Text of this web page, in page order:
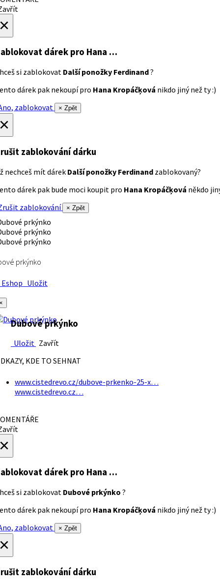
dárek pro Hana …
si zablokovat Další ponožky Ferdinand?
dárek pak nekoupí pro Hana Kropáčķová nikdo jiný než ty :)
zablokovat
× Zpět
zablokování dárku
nechceš mít dárek Další ponožky Ferdinand zablokovaný?
dárek pak bude moci koupit pro Hana Kropáčķová někdo
zablokování
× Zpět
prkýnko
Uložit
Dubové prkýnko
Uložit Zavřít
KDE TO SEHNAT
www.cistedrevo.cz/dubove-prkenko-25-x…
www.cistedrevo.cz…
dárek pro Hana …
si zablokovat Dubové prkýnko ?
dárek pak nekoupí pro Hana Kropáčķová nikdo jiný než ty :)
zablokovat
× Zpět
zablokování dárku